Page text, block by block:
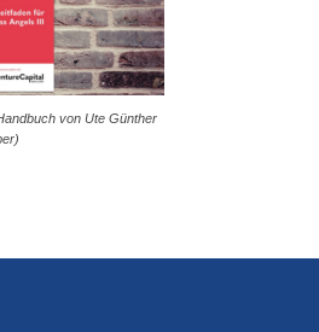
von Ute Günther